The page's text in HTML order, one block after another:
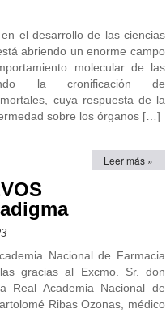
el desarrollo de las ciencias
abriendo un enorme campo
molecular de las
la cronificación de
cuya respuesta de la
sobre los órganos […]
Leer más »
Nacional de Farmacia
gracias al Excmo. Sr. don
Real Academia Nacional de
Ribas Ozonas, médico